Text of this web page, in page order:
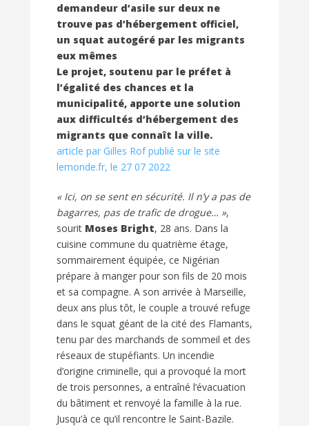
demandeur d’asile sur deux ne
trouve pas d’hébergement officiel,
un squat autogéré par les migrants
eux mêmes
Le projet, soutenu par le préfet à
l’égalité des chances et la
municipalité, apporte une solution
aux difficultés d’hébergement des
migrants que connaît la ville.
article par Gilles Rof publié sur le site
lemonde.fr, le 27 07 2022
« Ici, on se sent en sécurité. Il n’y a pas de
bagarres, pas de trafic de drogue… »,
sourit Moses Bright, 28 ans. Dans la
cuisine commune du quatrième étage,
sommairement équipée, ce Nigérian
prépare à manger pour son fils de 20 mois
et sa compagne. A son arrivée à Marseille,
deux ans plus tôt, le couple a trouvé refuge
dans le squat géant de la cité des Flamants,
tenu par des marchands de sommeil et des
réseaux de stupéfiants. Un incendie
d’origine criminelle, qui a provoqué la mort
de trois personnes, a entraîné l’évacuation
du bâtiment et renvoyé la famille à la rue.
Jusqu’à ce qu’il rencontre le Saint-Bazile.